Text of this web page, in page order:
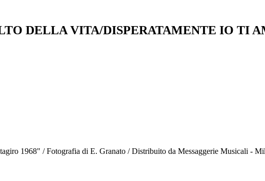
DELLA VITA/DISPERATAMENTE IO TI
1968" / Fotografia di E. Granato / Distribuito da Messaggerie Musicali -